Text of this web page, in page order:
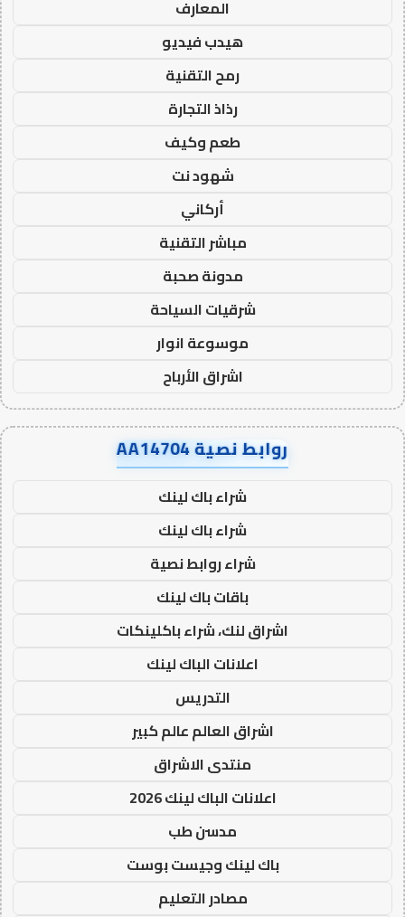
المعارف
هيدب فيديو
رمح التقنية
رذاذ التجارة
طعم وكيف
شهود نت
أركاني
مباشر التقنية
مدونة صحبة
شرقيات السياحة
موسوعة انوار
اشراق الأرباح
روابط نصية AA14704
شراء باك لينك
شراء باك لينك
شراء روابط نصية
باقات باك لينك
اشراق لنك، شراء باكلينكات
اعلانات الباك لينك
التدريس
اشراق العالم عالم كبير
منتدى الاشراق
اعلانات الباك لينك 2026
مدسن طب
باك لينك وجيست بوست
مصادر التعليم